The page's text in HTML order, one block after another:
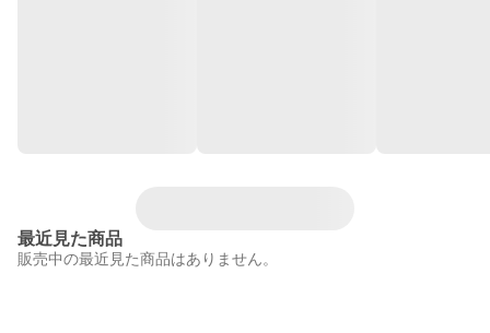
最近見た商品
販売中の最近見た商品はありません。